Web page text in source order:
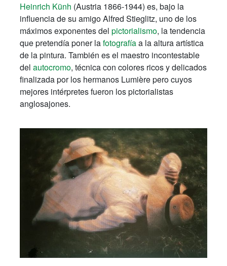
Heinrich Künh (Austria 1866-1944) es, bajo la
influencia de su amigo Alfred Stieglitz, uno de los
máximos exponentes del pictorialismo, la tendencia
que pretendía poner lafotografíaa la altura artística
de la pintura. También es el maestro incontestable
del autocromo, técnica con colores ricos y delicados
finalizada por los hermanos Lumière pero cuyos
mejores intérpretes fueron los pictorialistas
anglosajones.